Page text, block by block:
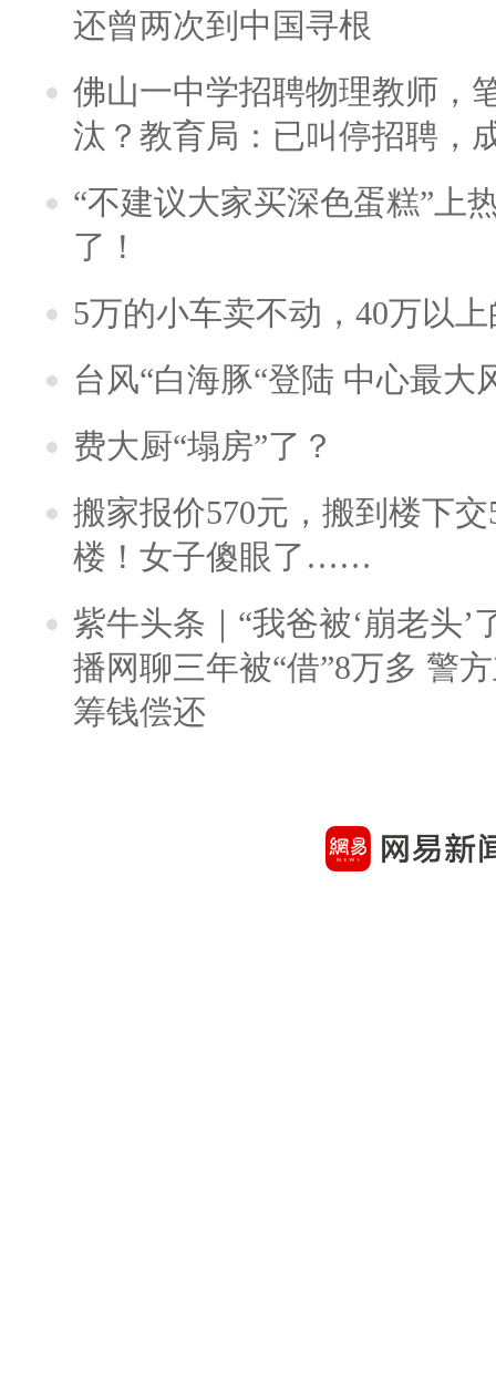
还曾两次到中国寻根
佛山一中学招聘物理教师，
汰？教育局：已叫停招聘，
“不建议大家买深色蛋糕”上
了！
5万的小车卖不动，40万以
台风“白海豚“登陆 中心最大
费大厨“塌房”了？
搬家报价570元，搬到楼下
楼！女子傻眼了……
紫牛头条｜“我爸被‘崩老头’
播网聊三年被“借”8万多 警
筹钱偿还